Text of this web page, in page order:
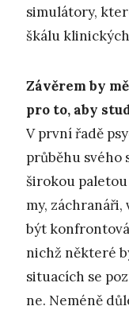
simulátory,
škálu
Závěrem by
pro to, aby
V první řadě
průběhu svého
širokou
my, záchranáři,
být
nichž některé
situacích se
ne. Neméně